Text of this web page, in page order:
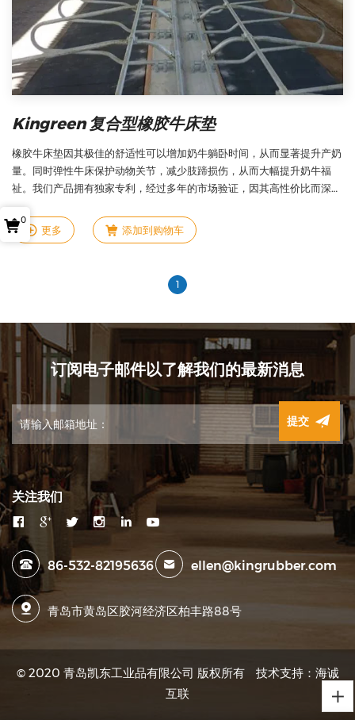
0
Kingreen 复合型橡胶牛床垫
橡胶牛床垫因其极佳的舒适性可以增加奶牛躺卧时间，从而显著提升产奶
量。同时弹性牛床保护动物关节，减少肢蹄损伤，从而大幅提升奶牛福
祉。我们产品拥有独家专利，经过多年的市场验证，因其高性价比而深受
更多
添加到购物车
1
订阅电子邮件以了解我们的最新消息
提交
关注我们
86-532-82195636 ellen@kingrubber.com
青岛市黄岛区胶河经济区柏丰路88号
© 2020 青岛凯东工业品有限公司 版权所有
技术支持：海诚
互联